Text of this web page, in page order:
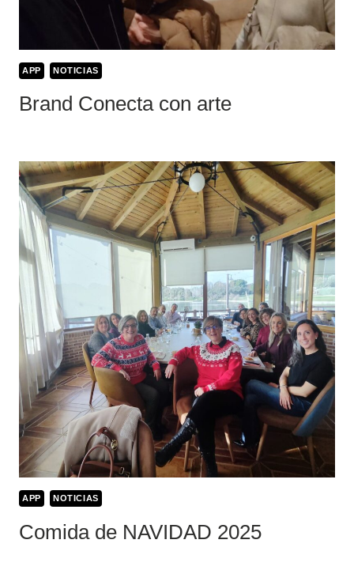
APP NOTICIAS
Brand Conecta con arte
APP NOTICIAS
Comida de NAVIDAD 2025